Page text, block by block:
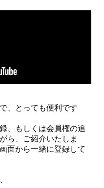
、とっても便利です
、もしくは会員権の追
ら、ご紹介いたしま
面から一緒に登録して